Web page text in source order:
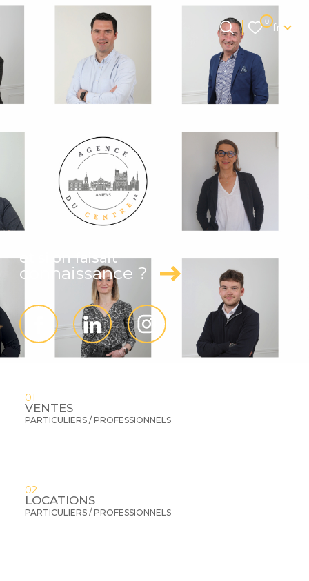
0 Langue
fr
et si on faisait
connaissance ?
01
VENTES
PARTICULIERS / PROFESSIONNELS
02
LOCATIONS
PARTICULIERS / PROFESSIONNELS